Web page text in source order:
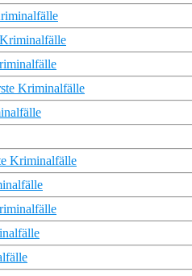
Kriminalfälle
Kriminalfälle